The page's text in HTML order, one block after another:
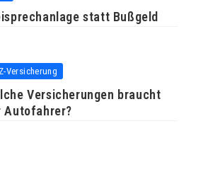
statt Bußgeld
Versicherung
Versicherungen braucht
Autofahrer?